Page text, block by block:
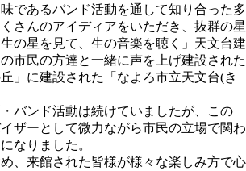
であるバンド活動を通して知り合った多
さんのアイディアをいただき、抜群の星
の星を見て、生の音楽を聴く」天文台建
市民の方達と一緒に声を上げ建設された
」に建設された「なよろ市立天文台(き
バンド活動は続けていましたが、この
ザーとして微力ながら市民の立場で関わ
なりました。
、来館された皆様が様々な楽しみ方で心